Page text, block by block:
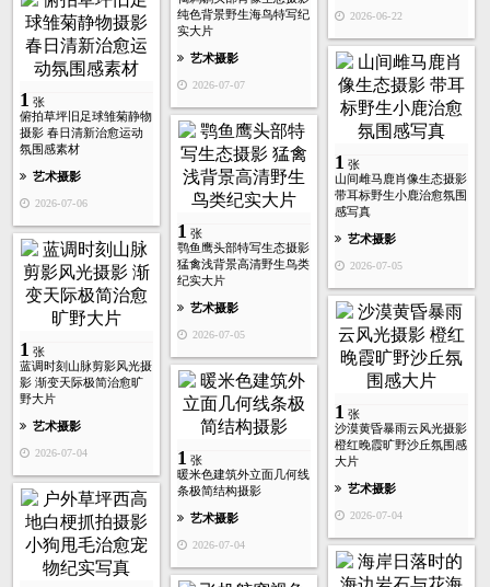
2026-06-22
纯色背景野生海鸟特写纪
实大片
艺术摄影
2026-07-07
1 张
俯拍草坪旧足球雏菊静物
摄影 春日清新治愈运动
氛围感素材
艺术摄影
2026-07-06
1 张
山间雌马鹿肖像生态摄影
带耳标野生小鹿治愈氛围
感写真
艺术摄影
2026-07-05
1 张
鹗鱼鹰头部特写生态摄影
猛禽浅背景高清野生鸟类
纪实大片
艺术摄影
2026-07-05
1 张
蓝调时刻山脉剪影风光摄
影 渐变天际极简治愈旷
野大片
艺术摄影
2026-07-04
1 张
沙漠黄昏暴雨云风光摄影
橙红晚霞旷野沙丘氛围感
大片
艺术摄影
2026-07-04
1 张
暖米色建筑外立面几何线
条极简结构摄影
艺术摄影
2026-07-04